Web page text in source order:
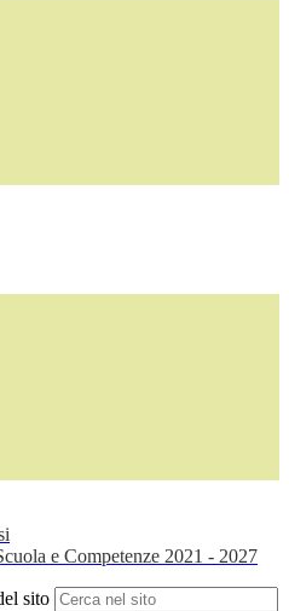
e Competenze 2021 - 2027
sito